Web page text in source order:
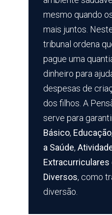
mesmo quando
mais juntos.
tribunal ordena
pague uma
dinheiro para
despesas de
dos filhos. A
serve para
Básico, Educação,
a Saúde,
Extracurriculares
Diversos, como
diversão.